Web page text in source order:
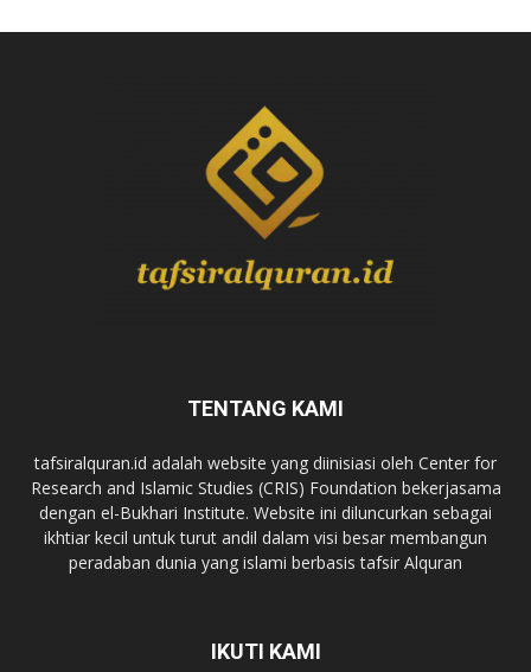
TENTANG KAMI
tafsiralquran.id adalah website yang diinisiasi oleh Center for
Research and Islamic Studies (CRIS) Foundation bekerjasama
dengan el-Bukhari Institute. Website ini diluncurkan sebagai
ikhtiar kecil untuk turut andil dalam visi besar membangun
peradaban dunia yang islami berbasis tafsir Alquran
IKUTI KAMI